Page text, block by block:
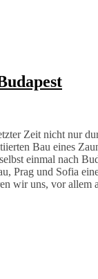
Zeit nicht nur
Bau eines
einmal nach
Prag und Sofia
wir uns, vor